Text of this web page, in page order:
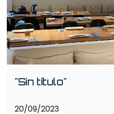
"Sin título"
20/09/2023